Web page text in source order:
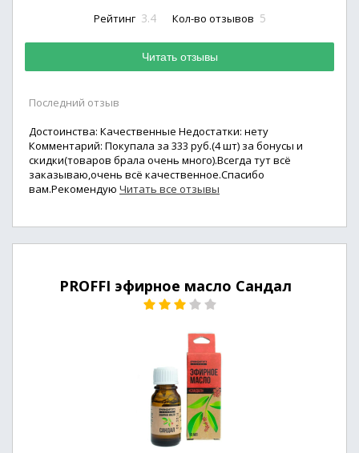
Рейтинг 3.4 Кол-во отзывов 5
Читать отзывы
Последний отзыв
Достоинства: Качественные Недостатки: нету
Комментарий: Покупала за 333 руб.(4 шт) за бонусы и
скидки(товаров брала очень много).Всегда тут всё
заказываю,очень всё качественное.Спасибо
вам.Рекомендую Читать все отзывы
PROFFI эфирное масло Сандал